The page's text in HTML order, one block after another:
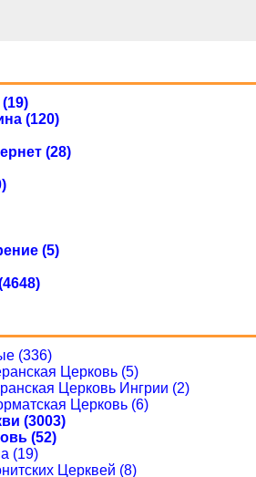
(120)
(28)
(5)
(336)
Церковь (5)
Церковь Ингрии (2)
Церковь (6)
(3003)
(52)
(19)
Церквей (8)